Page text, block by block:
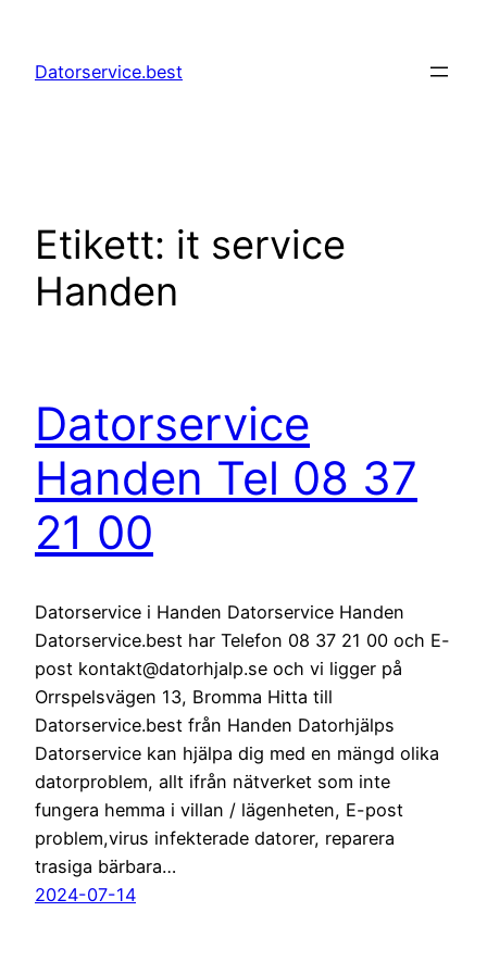
innehåll
Datorservice.best
Etikett: it service
Handen
Datorservice
Handen Tel 08 37
21 00
Datorservice i Handen Datorservice Handen
Datorservice.best har Telefon 08 37 21 00 och E-
post kontakt@datorhjalp.se och vi ligger på
Orrspelsvägen 13, Bromma Hitta till
Datorservice.best från Handen Datorhjälps
Datorservice kan hjälpa dig med en mängd olika
datorproblem, allt ifrån nätverket som inte
fungera hemma i villan / lägenheten, E-post
problem,virus infekterade datorer, reparera
trasiga bärbara…
2024-07-14